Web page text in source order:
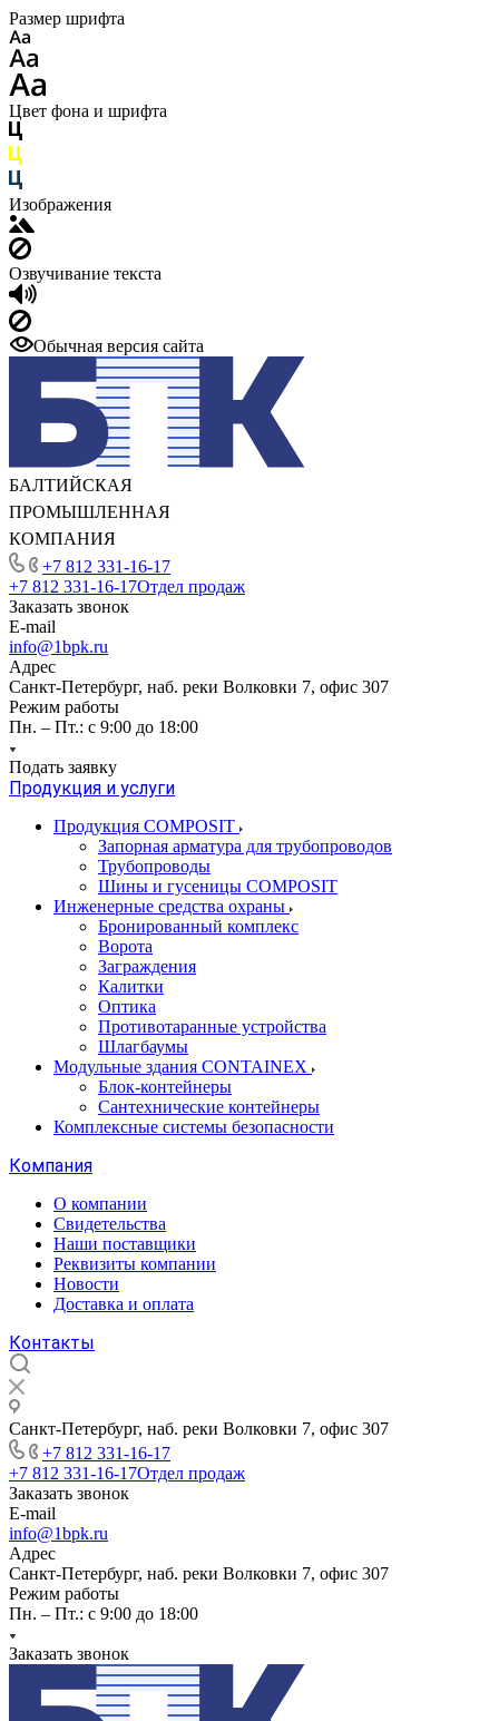
Размер шрифта
Цвет фона и шрифта
Изображения
Озвучивание текста
Обычная версия сайта
БАЛТИЙСКАЯ
ПРОМЫШЛЕННАЯ
КОМПАНИЯ
+7 812 331-16-17
+7 812 331-16-17Отдел продаж
Заказать звонок
E-mail
info@1bpk.ru
Адрес
Санкт-Петербург, наб. реки Волковки 7, офис 307
Режим работы
Пн. – Пт.: с 9:00 до 18:00
Подать заявку
Продукция и услуги
Продукция COMPOSIT
Запорная арматура для трубопроводов
Трубопроводы
Шины и гусеницы COMPOSIT
Инженерные средства охраны
Бронированный комплекс
Ворота
Заграждения
Калитки
Оптика
Противотаранные устройства
Шлагбаумы
Модульные здания CONTAINEX
Блок-контейнеры
Сантехнические контейнеры
Комплексные системы безопасности
Компания
О компании
Свидетельства
Наши поставщики
Реквизиты компании
Новости
Доставка и оплата
Контакты
Санкт-Петербург, наб. реки Волковки 7, офис 307
+7 812 331-16-17
+7 812 331-16-17Отдел продаж
Заказать звонок
E-mail
info@1bpk.ru
Адрес
Санкт-Петербург, наб. реки Волковки 7, офис 307
Режим работы
Пн. – Пт.: с 9:00 до 18:00
Заказать звонок